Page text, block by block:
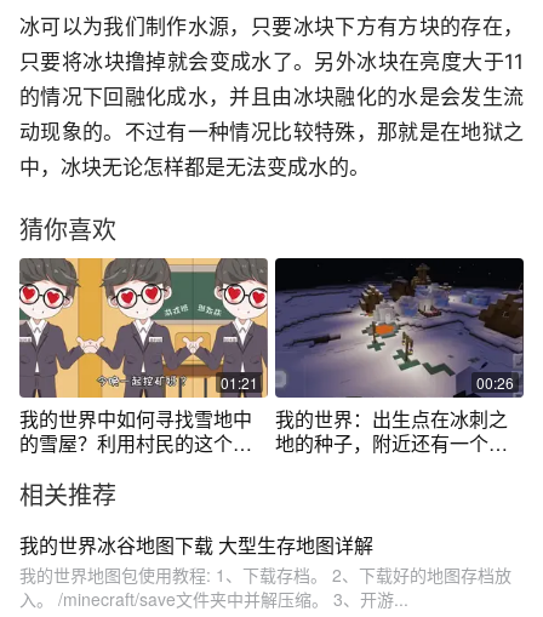
冰可以为我们制作水源，只要冰块下方有方块的存在，
只要将冰块撸掉就会变成水了。另外冰块在亮度大于11
的情况下回融化成水，并且由冰块融化的水是会发生流
动现象的。不过有一种情况比较特殊，那就是在地狱之
中，冰块无论怎样都是无法变成水的。
猜你喜欢
01:21
我的世界中如何寻找雪地中
的雪屋？利用村民的这个特
00:26
我的世界：出生点在冰刺之
地的种子，附近还有一个冰
相关推荐
我的世界冰谷地图下载 大型生存地图详解
我的世界地图包使用教程: 1、下载存档。 2、下载好的地图存档放
入。 /minecraft/save文件夹中并解压缩。 3、开游...